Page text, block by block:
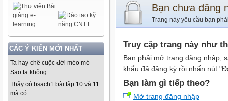
CÁC Ý KIẾN MỚI NHẤT
Ta hay chê cuộc đời méo mó
Sao ta không...
Thầy có bsach1 bài tập 10 và 11
mà có...
Bạn chưa đăng
Trang này yêu cầu bạn
Truy cập trang này như
Bạn phải mở trang đăng nhập,
khẩu đã đăng ký rồi nhấn nút
Bạn làm gì tiếp theo?
Mở trang đăng nhập